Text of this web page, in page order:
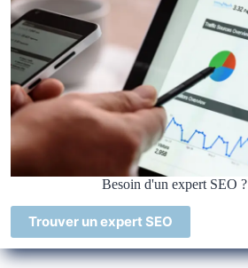
Besoin d'un expert SEO ?
Trouver un expert SEO